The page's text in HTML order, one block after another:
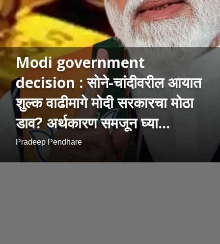
Modi government
decision : सोने-चांदीवरील आयात
शुल्क वाढीमागे मोदी सरकारचा मोठा
डाव? अर्थकारण समजून घ्या...
Pradeep Pendhare